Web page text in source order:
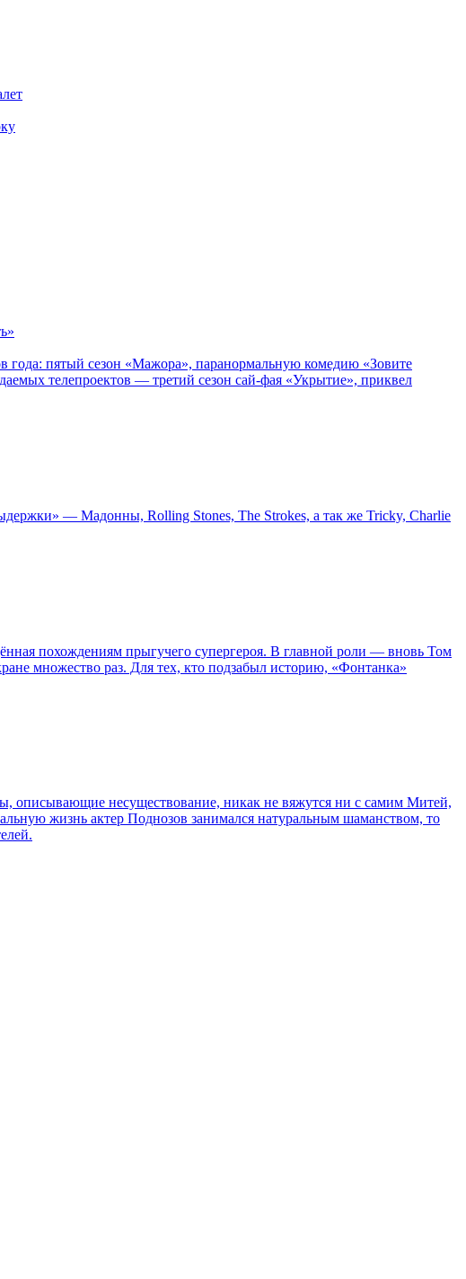
года: пятый сезон «Мажора», паранормальную комедию «Зовите
телепроектов — третий сезон сай-фая «Укрытие», приквел
— Мадонны, Rolling Stones, The Strokes, а так же Tricky, Charlie
похождениям прыгучего супергероя. В главной роли — вновь Том
множество раз. Для тех, кто подзабыл историю, «Фонтанка»
описывающие несуществование, никак не вяжутся ни с самим Митей,
жизнь актер Поднозов занимался натуральным шаманством, то